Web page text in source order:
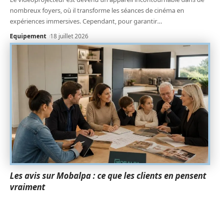
nombreux foyers, où il transforme les séances de cinéma en
expériences immersives. Cependant, pour garantir…
Equipement 18 juillet 2026
Les avis sur Mobalpa : ce que les clients en pensent
vraiment